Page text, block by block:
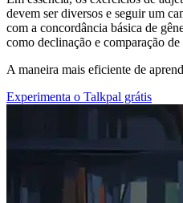
devem ser diversos e seguir um
com a concordância básica de
como declinação e comparação de
A maneira mais eficiente de
Experimenta o Talkpal grátis